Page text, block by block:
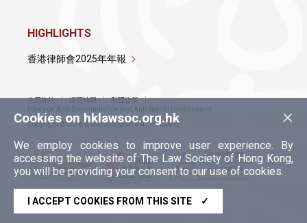
×
Cookies on hklawsoc.org.hk
We employ cookies to improve user experience. By
accessing the website of The Law Society of Hong Kong,
you will be providing your consent to our use of cookies.
I ACCEPT COOKIES FROM THIS SITE ✓
HIGHLIGHTS
香港律師會2025年年報
使用條款 網頁地圖
私隱政策
Policy on Anti-Discrimination and Anti-Sexual Harassment
Copyright © 2026 香港律師會版權所有，不得轉載